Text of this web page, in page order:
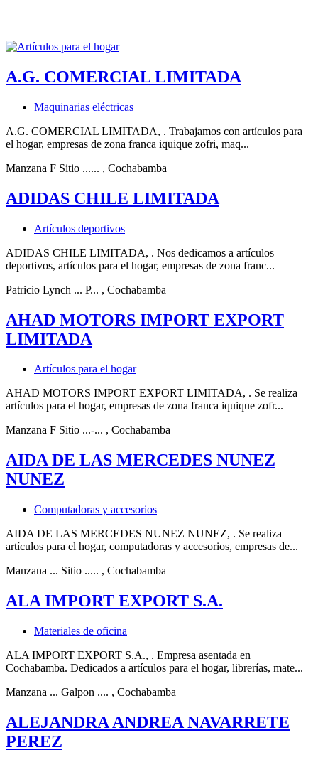
A.G. COMERCIAL LIMITADA
Maquinarias eléctricas
A.G. COMERCIAL LIMITADA, . Trabajamos con artículos para
el hogar, empresas de zona franca iquique zofri, maq...
Manzana F Sitio ...... , Cochabamba
ADIDAS CHILE LIMITADA
Artículos deportivos
ADIDAS CHILE LIMITADA, . Nos dedicamos a artículos
deportivos, artículos para el hogar, empresas de zona franc...
Patricio Lynch ... P... , Cochabamba
AHAD MOTORS IMPORT EXPORT
LIMITADA
Artículos para el hogar
AHAD MOTORS IMPORT EXPORT LIMITADA, . Se realiza
artículos para el hogar, empresas de zona franca iquique zofr...
Manzana F Sitio ...-... , Cochabamba
AIDA DE LAS MERCEDES NUNEZ
NUNEZ
Computadoras y accesorios
AIDA DE LAS MERCEDES NUNEZ NUNEZ, . Se realiza
artículos para el hogar, computadoras y accesorios, empresas de...
Manzana ... Sitio ..... , Cochabamba
ALA IMPORT EXPORT S.A.
Materiales de oficina
ALA IMPORT EXPORT S.A., . Empresa asentada en
Cochabamba. Dedicados a artículos para el hogar, librerías, mate...
Manzana ... Galpon .... , Cochabamba
ALEJANDRA ANDREA NAVARRETE
PEREZ